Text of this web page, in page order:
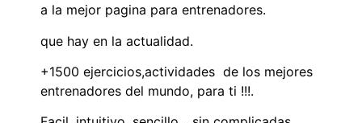
a la mejor pagina para entrenadores.
que hay en la actualidad.
+1500 ejercicios,actividades de los mejores
entrenadores del mundo, para ti !!!.